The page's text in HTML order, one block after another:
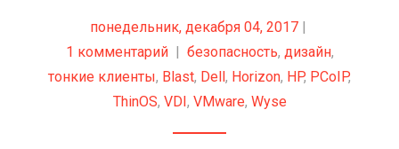
понедельник, декабря 04, 2017|
1 комментарий | безопасность, дизайн,
тонкие клиенты, Blast, Dell, Horizon, HP, PCoIP,
ThinOS, VDI, VMware, Wyse